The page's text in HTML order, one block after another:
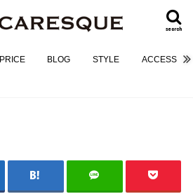
search
PRICE BLOG STYLE ACCESS